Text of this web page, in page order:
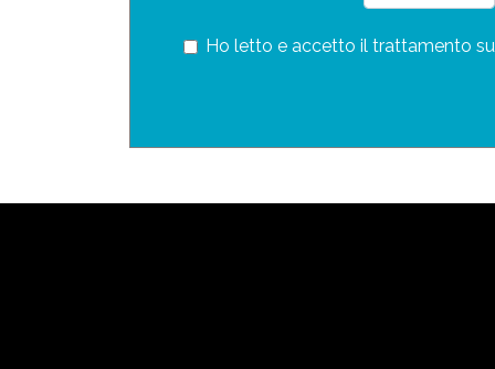
Ho letto e accetto il trattamento